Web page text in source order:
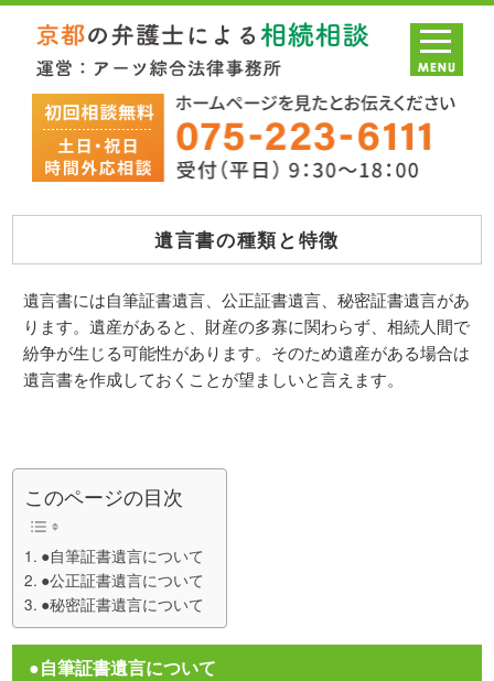
遺言書の種類と特徴
遺言書には自筆証書遺言、公正証書遺言、秘密証書遺言があ
ります。遺産があると、財産の多寡に関わらず、相続人間で
紛争が生じる可能性があります。そのため遺産がある場合は
遺言書を作成しておくことが望ましいと言えます。
このページの目次
●自筆証書遺言について
●公正証書遺言について
●秘密証書遺言について
●自筆証書遺言について